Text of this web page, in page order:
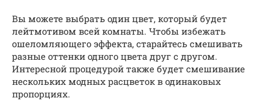
Вы можете выбрать один цвет, который будет
лейтмотивом всей комнаты. Чтобы избежать
ошеломляющего эффекта, старайтесь смешивать
разные оттенки одного цвета друг с другом.
Интересной процедурой также будет смешивание
нескольких модных расцветок в одинаковых
пропорциях.